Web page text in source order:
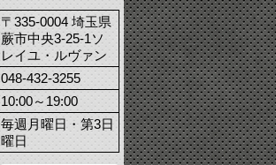
〒335-0004 埼玉県
蕨市中央3-25-1ソ
レイユ・ルヴァン
048-432-3255
10:00～19:00
毎週月曜日・第3日
曜日